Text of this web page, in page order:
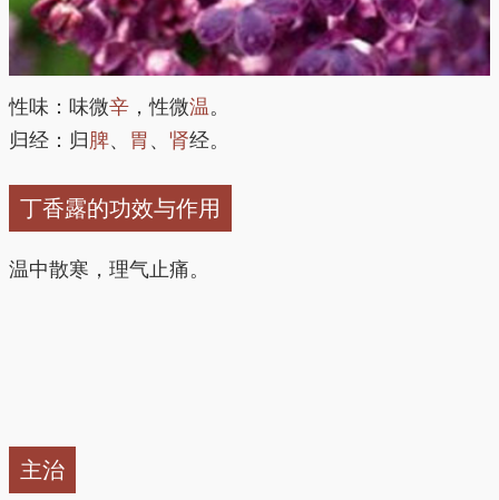
性味：味微辛 ，性微温。
归经：归 脾、 胃 、 肾经。
丁香露的功效与作用
温中散寒，理气止痛。
主治